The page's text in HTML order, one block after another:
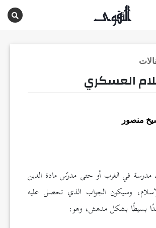
العسكري
منصور
في الغرب أو حتى مدرّس مادة الدين
وسيكون الجواب الذي تحصل عليه
بسيطًا بشكل مدهش، وهو: